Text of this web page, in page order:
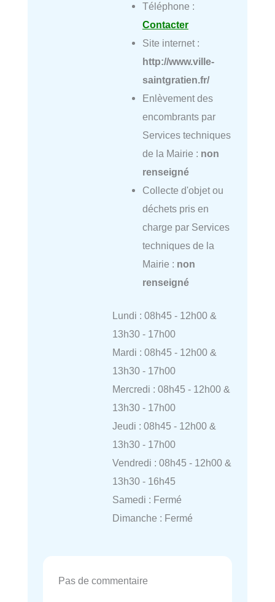
Téléphone :
Contacter
Site internet :
http://www.ville-
saintgratien.fr/
Enlèvement des
encombrants par
Services techniques
de la Mairie : non
renseigné
Collecte d'objet ou
déchets pris en
charge par Services
techniques de la
Mairie : non
renseigné
Lundi : 08h45 - 12h00 &
13h30 - 17h00
Mardi : 08h45 - 12h00 &
13h30 - 17h00
Mercredi : 08h45 - 12h00 &
13h30 - 17h00
Jeudi : 08h45 - 12h00 &
13h30 - 17h00
Vendredi : 08h45 - 12h00 &
13h30 - 16h45
Samedi : Fermé
Dimanche : Fermé
Pas de commentaire